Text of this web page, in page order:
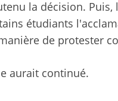
la décision.
étudiants
de protester
aurait continué.